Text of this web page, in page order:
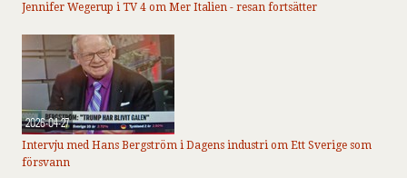
Jennifer Wegerup i TV 4 om Mer Italien - resan fortsätter
2026-04-27
Intervju med Hans Bergström i Dagens industri om Ett Sverige som
försvann